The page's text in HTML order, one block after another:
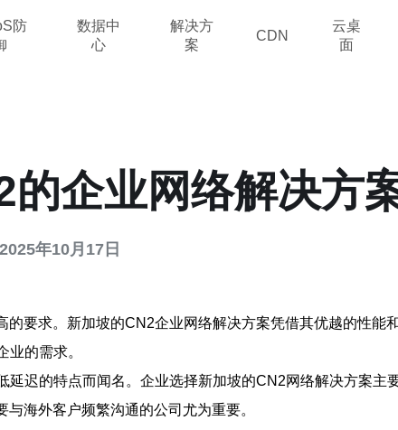
防
数据中
心
解决方
案
CDN
云桌
面
的企业网络解决方
2025年10月17日
要求。新加坡的CN2企业网络解决方案凭借其优越的性能
的需求。
迟的特点而闻名。企业选择新加坡的CN2网络解决方案主
海外客户频繁沟通的公司尤为重要。